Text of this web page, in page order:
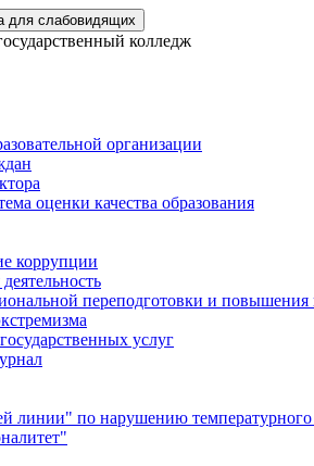
для слабовидящих
колледж
организации
оценки качества образования
коррупции
переподготовки и
услуг
линии" по нарушению